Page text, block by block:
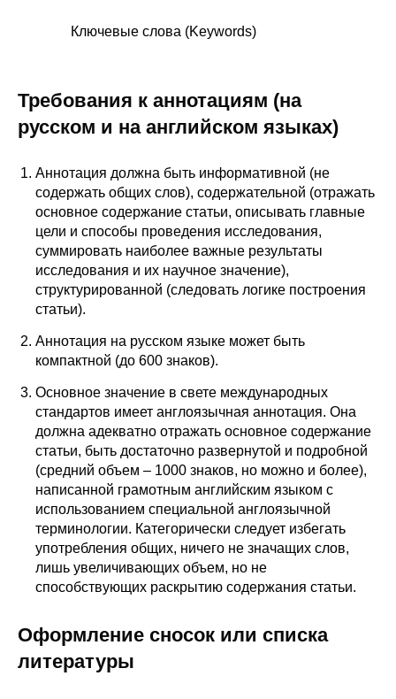
Ключевые слова (Keywords)
Требования к аннотациям (на
русском и на английском языках)
Аннотация должна быть информативной (не
содержать общих слов), содержательной (отражать
основное содержание статьи, описывать главные
цели и способы проведения исследования,
суммировать наиболее важные результаты
исследования и их научное значение),
структурированной (следовать логике построения
статьи).
Аннотация на русском языке может быть
компактной (до 600 знаков).
Основное значение в свете международных
стандартов имеет англоязычная аннотация. Она
должна адекватно отражать основное содержание
статьи, быть достаточно развернутой и подробной
(средний объем – 1000 знаков, но можно и более),
написанной грамотным английским языком с
использованием специальной англоязычной
терминологии. Категорически следует избегать
употребления общих, ничего не значащих слов,
лишь увеличивающих объем, но не
способствующих раскрытию содержания статьи.
Оформление сносок или списка
литературы